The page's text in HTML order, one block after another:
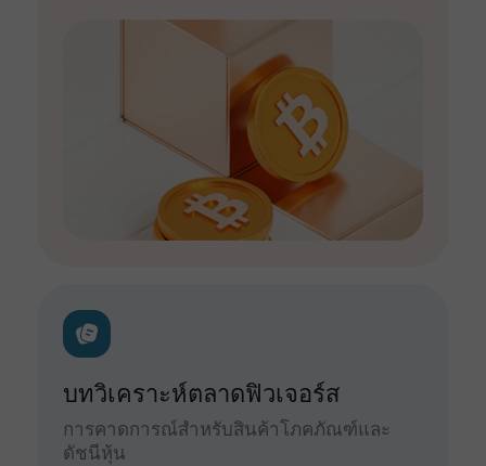
บทวิเคราะห์ตลาดฟิวเจอร์ส
การคาดการณ์สำหรับสินค้าโภคภัณฑ์และ
ดัชนีหุ้น